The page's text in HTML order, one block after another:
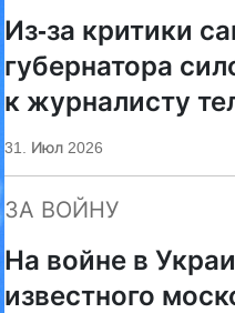
Из-за критики
губернатора
к журналисту
«Царьград»
31. Июл 2026
ЗА ВОЙНУ
На войне в
известного